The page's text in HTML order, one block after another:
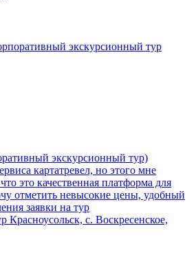
экскурсионный тур)
картатревел, но этого мне
это качественная платформа для
отметить невысокие цены, удобный
заявки на тур